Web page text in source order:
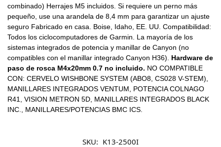
combinado) Herrajes M5 incluidos. Si requiere un perno más
pequeño, use una arandela de 8,4 mm para garantizar un ajuste
seguro Fabricado en casa. Boise, Idaho, EE. UU. Compatibilidad:
Todos los ciclocomputadores de Garmin. La mayoría de los
sistemas integrados de potencia y manillar de Canyon (no
compatibles con el manillar integrado Canyon H36). Hardware de
paso de rosca M4x20mm 0.7 no incluido. NO COMPATIBLE
CON: CERVELO WISHBONE SYSTEM (ABO8, CS028 V-STEM),
MANILLARES INTEGRADOS VENTUM, POTENCIA COLNAGO
R41, VISION METRON 5D, MANILLARES INTEGRADOS BLACK
INC., MANILLARES/POTENCIAS BMC ICS.
SKU: K13-2500I